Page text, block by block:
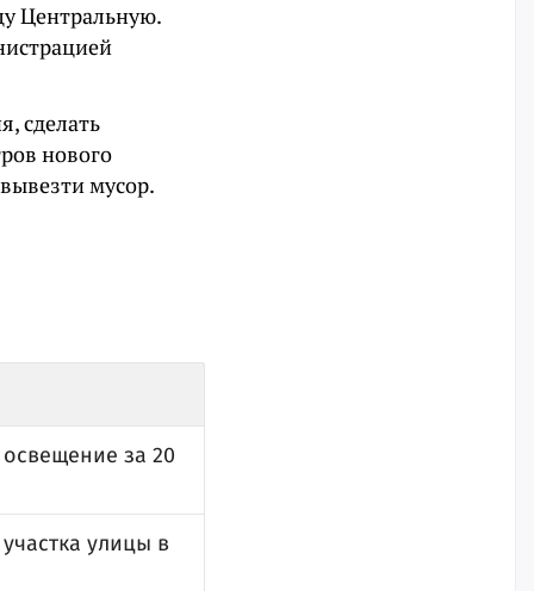
Центральную.
сделать
нового
мусор.
за 20
улицы в